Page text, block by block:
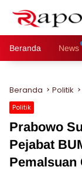
Beranda News
Beranda Politik
Politik
Prabowo
Pejabat
Pemalsuan